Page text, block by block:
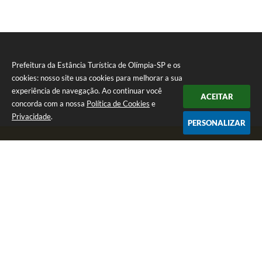
Prefeitura da Estância Turística de Olímpia-SP e os
cookies: nosso site usa cookies para melhorar a sua
experiência de navegação. Ao continuar você
concorda com a nossa Política de Cookies e
Privacidade.
ACEITAR
PERSONALIZAR